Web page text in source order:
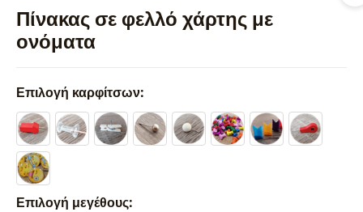
Πίνακας σε φελλό χάρτης με
ονόματα
Επιλογή καρφίτσων:
Επιλογή μεγέθους: